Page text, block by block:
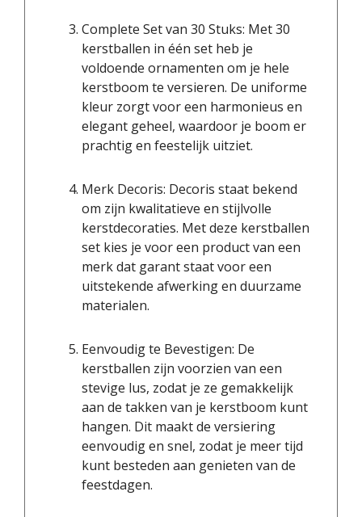
Complete Set van 30 Stuks: Met 30
kerstballen in één set heb je
voldoende ornamenten om je hele
kerstboom te versieren. De uniforme
kleur zorgt voor een harmonieus en
elegant geheel, waardoor je boom er
prachtig en feestelijk uitziet.
Merk Decoris: Decoris staat bekend
om zijn kwalitatieve en stijlvolle
kerstdecoraties. Met deze kerstballen
set kies je voor een product van een
merk dat garant staat voor een
uitstekende afwerking en duurzame
materialen.
Eenvoudig te Bevestigen: De
kerstballen zijn voorzien van een
stevige lus, zodat je ze gemakkelijk
aan de takken van je kerstboom kunt
hangen. Dit maakt de versiering
eenvoudig en snel, zodat je meer tijd
kunt besteden aan genieten van de
feestdagen.